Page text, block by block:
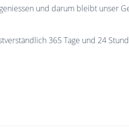
und darum bleibt unser
365 Tage und 24